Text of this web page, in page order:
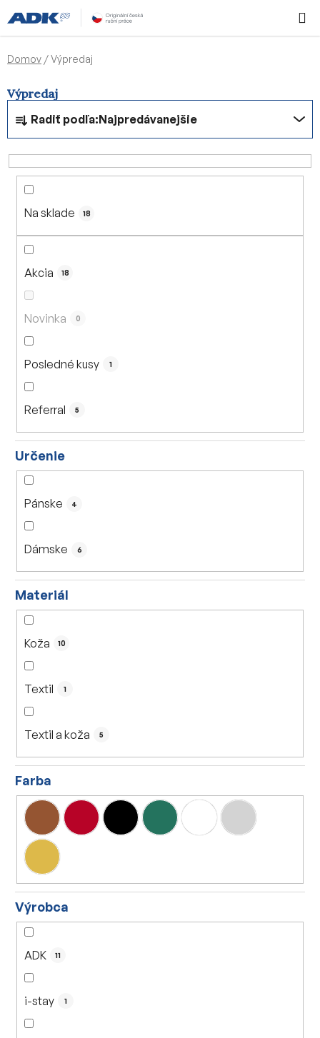
na
obsah
KOŠÍK
Domov /Výpredaj
Výpredaj
R
d
e
n
Radiť podľa:Najpredávanejšie
Na sklade 18
Akcia 18
Novinka 0
Posledné kusy 1
Referral 5
Určenie
Pánske 4
Dámske 6
Materiál
Koža 10
Textil 1
Textil a koža 5
Farba
Výrobca
ADK 11
i-stay 1